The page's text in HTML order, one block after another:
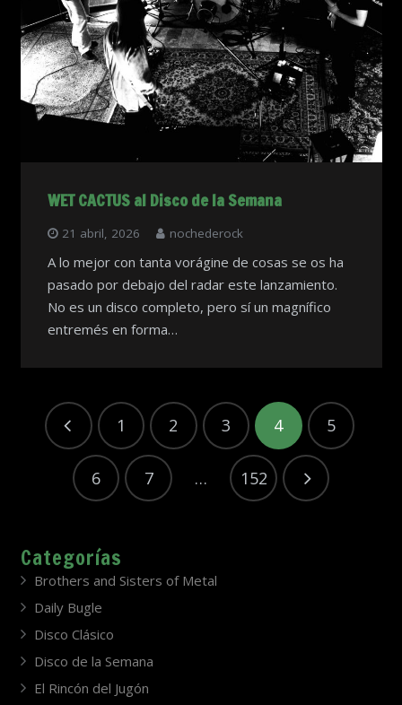
WET CACTUS al Disco de la Semana
21 abril, 2026 nochederock
A lo mejor con tanta vorágine de cosas se os ha
pasado por debajo del radar este lanzamiento.
No es un disco completo, pero sí un magnífico
entremés en forma…
1 2 3 4 5
6 7 … 152
Categorías
Brothers and Sisters of Metal
Daily Bugle
Disco Clásico
Disco de la Semana
El Rincón del Jugón